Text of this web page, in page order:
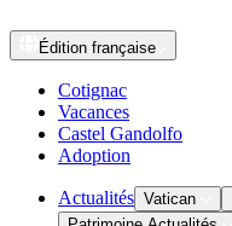
Édition française
Cotignac
Vacances
Castel Gandolfo
Adoption
Actualités Vatican